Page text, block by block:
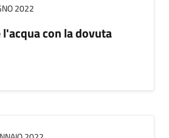
2022
con la dovuta